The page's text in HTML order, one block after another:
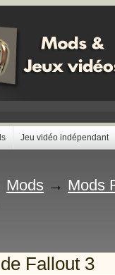
Jeu vidéo indépendant
Mods → Mods
Fallout 3